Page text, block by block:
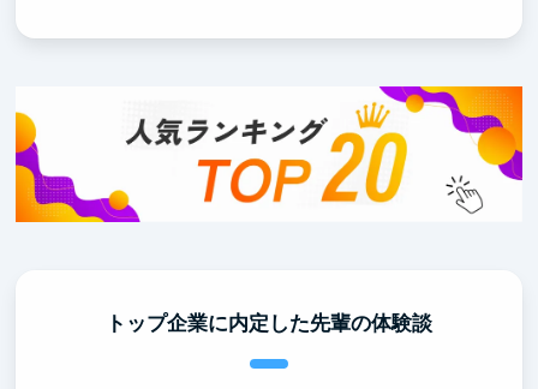
トップ企業に内定した先輩の体験談